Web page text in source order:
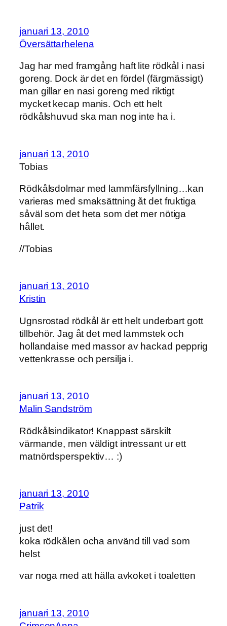
januari 13, 2010
Översättarhelena
Jag har med framgång haft lite rödkål i nasi
goreng. Dock är det en fördel (färgmässigt)
man gillar en nasi goreng med riktigt
mycket kecap manis. Och ett helt
rödkålshuvud ska man nog inte ha i.
januari 13, 2010
Tobias
Rödkålsdolmar med lammfärsfyllning…kan
varieras med smaksättning åt det fruktiga
såväl som det heta som det mer nötiga
hållet.
//Tobias
januari 13, 2010
Kristin
Ugnsrostad rödkål är ett helt underbart gott
tillbehör. Jag åt det med lammstek och
hollandaise med massor av hackad pepprig
vettenkrasse och persilja i.
januari 13, 2010
Malin Sandström
Rödkålsindikator! Knappast särskilt
värmande, men väldigt intressant ur ett
matnördsperspektiv… :)
januari 13, 2010
Patrik
just det!
koka rödkålen ocha använd till vad som
helst
var noga med att hälla avkoket i toaletten
januari 13, 2010